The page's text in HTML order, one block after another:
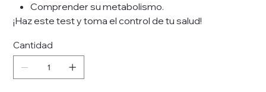
Comprender su metabolismo.
¡Haz este test y toma el control de tu salud!
Cantidad